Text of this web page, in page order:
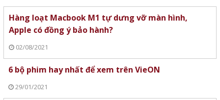
Hàng loạt Macbook M1 tự dưng vỡ màn hình,
Apple có đồng ý bảo hành?
02/08/2021
6 bộ phim hay nhất để xem trên VieON
29/01/2021